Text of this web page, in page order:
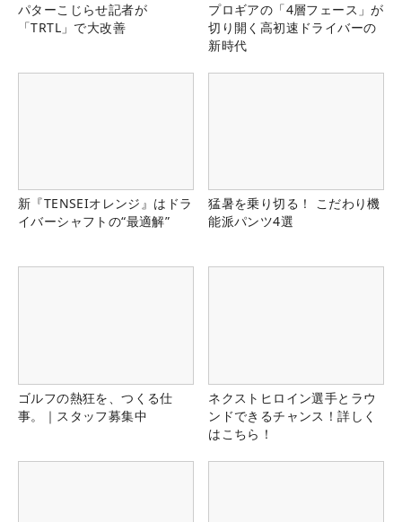
パターこじらせ記者が
「TRTL」で大改善
プロギアの「4層フェース」が
切り開く高初速ドライバーの
新時代
新『TENSEIオレンジ』はドラ
イバーシャフトの“最適解”
猛暑を乗り切る！ こだわり機
能派パンツ4選
ゴルフの熱狂を、つくる仕
事。｜スタッフ募集中
ネクストヒロイン選手とラウ
ンドできるチャンス！詳しく
はこちら！